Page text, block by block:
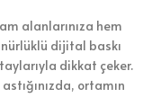
alanlarınıza hem
dijital baskı
dikkat çeker.
ortamın